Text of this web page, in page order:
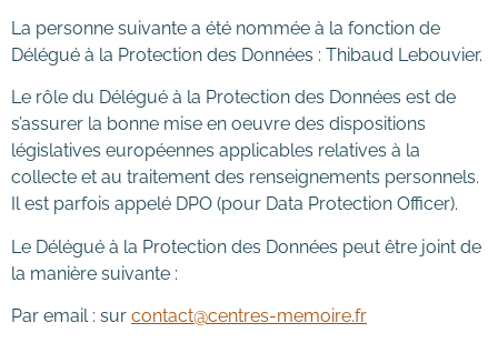
La personne suivante a été nommée à la fonction de
Délégué à la Protection des Données : Thibaud Lebouvier.
Le rôle du Délégué à la Protection des Données est de
s’assurer la bonne mise en oeuvre des dispositions
législatives européennes applicables relatives à la
collecte et au traitement des renseignements personnels.
Il est parfois appelé DPO (pour Data Protection Officer).
Le Délégué à la Protection des Données peut être joint de
la manière suivante :
Par email : sur contact@centres-memoire.fr